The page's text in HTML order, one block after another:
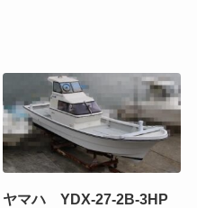
ヤマハ YDX-27-2B-3HP